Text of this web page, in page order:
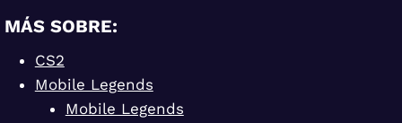
MÁS SOBRE:
CS2
Mobile Legends
Mobile Legends